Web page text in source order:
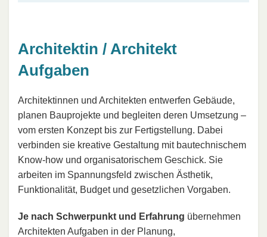
Architektin / Architekt
Aufgaben
Architektinnen und Architekten entwerfen Gebäude,
planen Bauprojekte und begleiten deren Umsetzung –
vom ersten Konzept bis zur Fertigstellung. Dabei
verbinden sie kreative Gestaltung mit bautechnischem
Know-how und organisatorischem Geschick. Sie
arbeiten im Spannungsfeld zwischen Ästhetik,
Funktionalität, Budget und gesetzlichen Vorgaben.
Je nach Schwerpunkt und Erfahrung übernehmen
Architekten Aufgaben in der Planung,